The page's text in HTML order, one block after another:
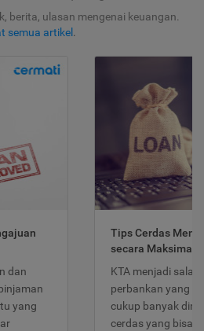
berita, ulasan mengenai keuangan.
semua artikel .
dan
yang
Tips Cerdas
secara Maksimal
KTA menjadi
perbankan yang
cukup banyak
cerdas yang bisa